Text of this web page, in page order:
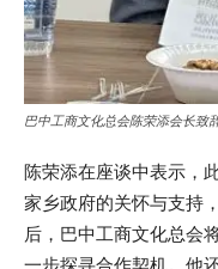
巴中工商文化总会陈荣添会长致
陈荣添在座谈中表示，
家乡政府的关怀与支持
后，巴中工商文化总会